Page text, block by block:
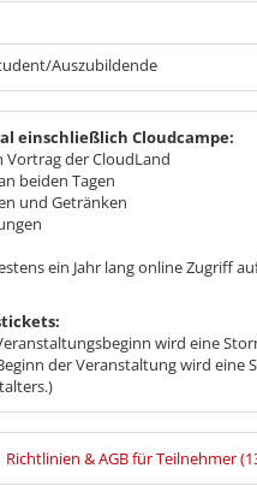
Auszubildende
einschließlich Cloudcampe:
Vortrag der CloudLand
beiden Tagen
und Getränken
ein Jahr lang online Zugriff
wird eine
der Veranstaltung wird
Richtlinien & AGB für Teilnehmer